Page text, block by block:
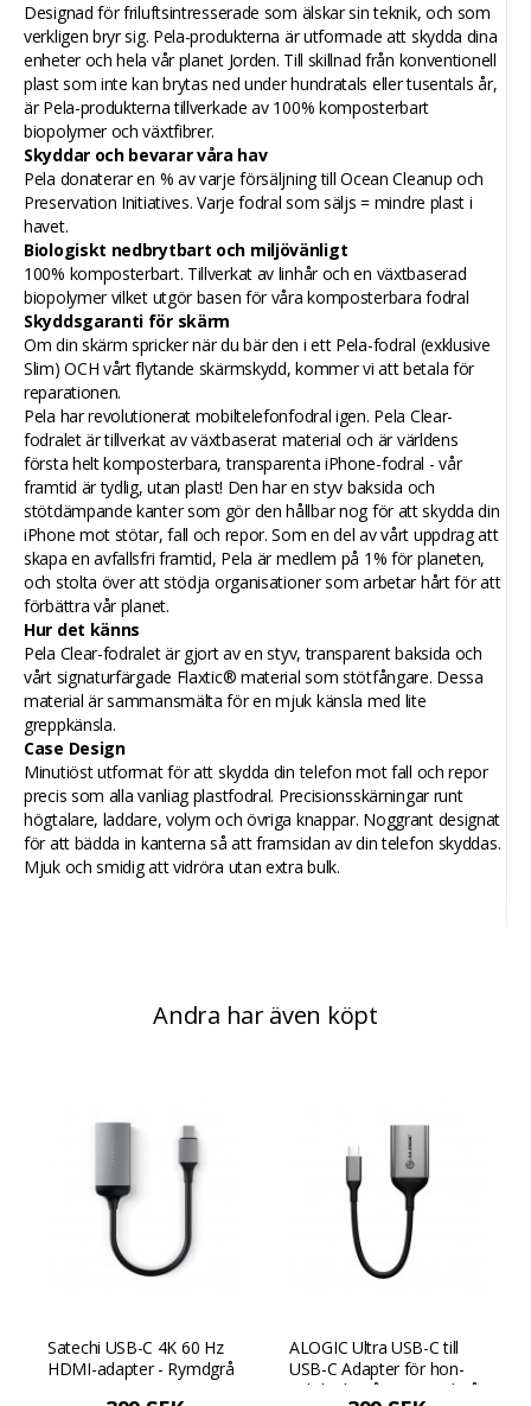
Designad för friluftsintresserade som älskar sin teknik, och som
verkligen bryr sig. Pela-produkterna är utformade att skydda dina
enheter och hela vår planet Jorden. Till skillnad från konventionell
plast som inte kan brytas ned under hundratals eller tusentals år,
är Pela-produkterna tillverkade av 100% komposterbart
biopolymer och växtfibrer.
Skyddar och bevarar våra hav
Pela donaterar en % av varje försäljning till Ocean Cleanup och
Preservation Initiatives. Varje fodral som säljs = mindre plast i
havet.
Biologiskt nedbrytbart och miljövänligt
100% komposterbart. Tillverkat av linhår och en växtbaserad
biopolymer vilket utgör basen för våra komposterbara fodral
Skyddsgaranti för skärm
Om din skärm spricker när du bär den i ett Pela-fodral (exklusive
Slim) OCH vårt flytande skärmskydd, kommer vi att betala för
reparationen.
Pela har revolutionerat mobiltelefonfodral igen. Pela Clear-
fodralet är tillverkat av växtbaserat material och är världens
första helt komposterbara, transparenta iPhone-fodral - vår
framtid är tydlig, utan plast! Den har en styv baksida och
stötdämpande kanter som gör den hållbar nog för att skydda din
iPhone mot stötar, fall och repor. Som en del av vårt uppdrag att
skapa en avfallsfri framtid, Pela är medlem på 1% för planeten,
och stolta över att stödja organisationer som arbetar hårt för att
förbättra vår planet.
Hur det känns
Pela Clear-fodralet är gjort av en styv, transparent baksida och
vårt signaturfärgade Flaxtic® material som stötfångare. Dessa
material är sammansmälta för en mjuk känsla med lite
greppkänsla.
Case Design
Minutiöst utformat för att skydda din telefon mot fall och repor
precis som alla vanliag plastfodral. Precisionsskärningar runt
högtalare, laddare, volym och övriga knappar. Noggrant designat
för att bädda in kanterna så att framsidan av din telefon skyddas.
Mjuk och smidig att vidröra utan extra bulk.
Andra har även köpt
Satechi USB-C 4K 60 Hz
HDMI-adapter - Rymdgrå
ALOGIC Ultra USB-C till
USB-C Adapter för hon-
och ljudutgång - Rymdgrå